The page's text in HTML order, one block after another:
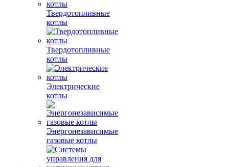
Твердотопливные
котлы
Твердотопливные
котлы
Электрические
котлы
Энергонезависимые
газовые котлы